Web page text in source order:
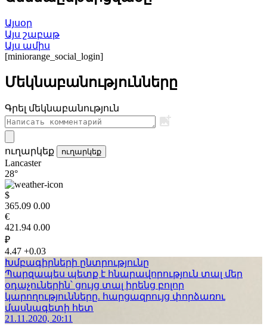
Այսօր
Այս շաբաթ
Այս ամիս
[miniorange_social_login]
Մեկնաբանությունները
Գրել մեկնաբանություն
ուղարկեք ուղարկեք
Lancaster
28°
$
365.09 0.00
€
421.94 0.00
₽
4.47 +0.03
Խմբագիրների ընտրությունը
Պարզապես պետք է հնարավորություն տալ մեր
օդաչուներին՝ ցույց տալ իրենց բոլոր
կարողությունները. հարցազրույց փորձառու
մասնագետի հետ
21.11.2020, 20:11